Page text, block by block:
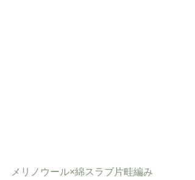
メリノウール×綿スラブ片畦編み